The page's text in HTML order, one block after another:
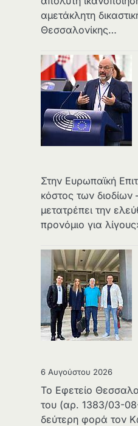
αμετάκλητη
Θεσσαλονίκης…
Στην Ευρωπαϊκή
κόστος των διοδίων
μετατρέπει την
προνόμιο για
6 Αυγούστου 2026
Το Εφετείο
του (αρ. 1383/03-
δεύτερη φορά τον